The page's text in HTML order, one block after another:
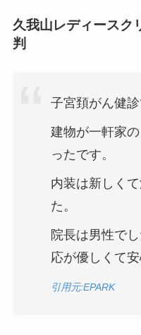
久我山レディースク
判
子宮頚がん健診
建物が一軒家
ったです。
内装は新しく
た。
院長は男性で
応が優しくて
引用元:EPARK